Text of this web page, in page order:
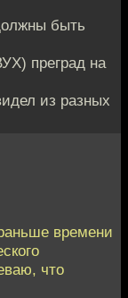
быть
преград на
из разных
времени
что